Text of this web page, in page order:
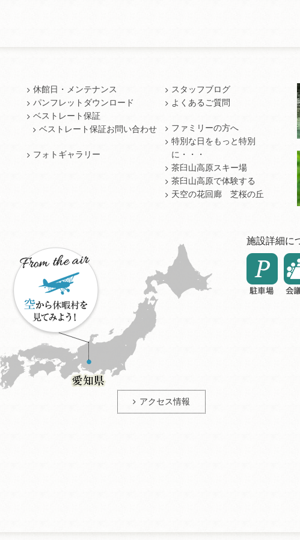
休館日・メンテナンス
パンフレットダウンロード
ベストレート保証
ベストレート保証お問い合わせ
フォトギャラリー
スタッフブログ
よくあるご質問
ファミリーの方へ
特別な日をもっと特別
に・・・
茶臼山高原スキー場
茶臼山高原で体験する
天空の花回廊 芝桜の丘
アクセス情報
施設詳細に